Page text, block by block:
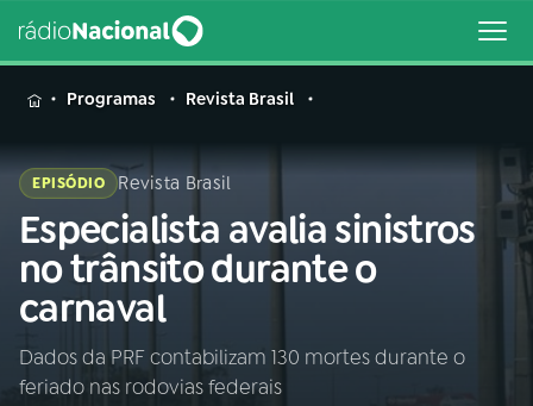
MENU
Buscar
na
Rádio
Nacional
Buscar
AO VIVO
Programas Revista Brasil
EPISÓDIO Revista Brasil
Especialista avalia sinistros
no trânsito durante o
carnaval
Dados da PRF contabilizam 130 mortes durante o
feriado nas rodovias federais